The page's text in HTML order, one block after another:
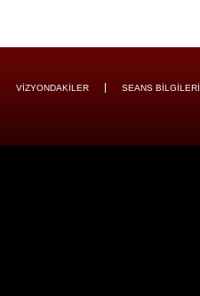
VİZYONDAKİLER SEANS BİLGİLERİ